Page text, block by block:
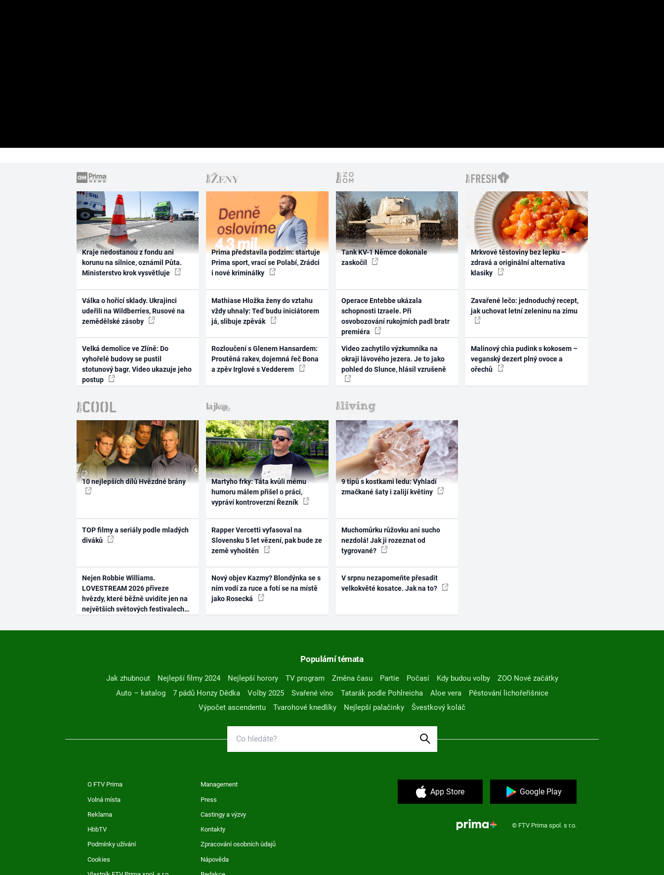
Kraje nedostanou z fondu ani
korunu na silnice, oznámil Půta.
Ministerstvo krok vysvětluje
Válka o hořící sklady. Ukrajinci
udeřili na Wildberries, Rusové na
zemědělské zásoby
Velká demolice ve Zlíně: Do
vyhořelé budovy se pustil
stotunový bagr. Video ukazuje jeho
postup
Prima představila podzim: startuje
Prima sport, vrací se Polabí, Zrádci
i nové kriminálky
Mathiase Hložka ženy do vztahu
vždy uhnaly: Teď budu iniciátorem
já, slibuje zpěvák
Rozloučení s Glenem Hansardem:
Proutěná rakev, dojemná řeč Bona
a zpěv Irglové s Vedderem
Tank KV-1 Němce dokonale
zaskočil
Operace Entebbe ukázala
schopnosti Izraele. Při
osvobozování rukojmích padl bratr
premiéra
Video zachytilo výzkumníka na
okraji lávového jezera. Je to jako
pohled do Slunce, hlásil vzrušeně
Mrkvové těstoviny bez lepku –
zdravá a originální alternativa
klasiky
Zavařené lečo: jednoduchý recept,
jak uchovat letní zeleninu na zimu
Malinový chia pudink s kokosem –
veganský dezert plný ovoce a
ořechů
10 nejlepších dílů Hvězdné brány
TOP filmy a seriály podle mladých
diváků
Nejen Robbie Williams.
LOVESTREAM 2026 přiveze
hvězdy, které běžně uvidíte jen na
největších světových festivalech
Martyho frky: Táta kvůli mému
humoru málem přišel o práci,
vypráví kontroverzní Řezník
Rapper Vercetti vyfasoval na
Slovensku 5 let vězení, pak bude ze
země vyhoštěn
Nový objev Kazmy? Blondýnka se s
ním vodí za ruce a fotí se na místě
jako Rosecká
9 tipů s kostkami ledu: Vyhladí
zmačkané šaty i zalijí květiny
Muchomůrku růžovku ani sucho
nezdolá! Jak ji rozeznat od
tygrované?
V srpnu nezapomeňte přesadit
velkokvěté kosatce. Jak na to?
Populární témata
Jak zhubnout Nejlepší filmy 2024 Nejlepší horory TV program Změna času Partie Počasí Kdy budou volby
ZOO Nové začátky
Auto – katalog
7 pádů Honzy Dědka Volby 2025 Svařené víno Tatarák podle Pohlreicha Aloe vera
Pěstování lichořeřišnice
Výpočet ascendentu
Tvarohové knedlíky Nejlepší palačinky Švestkový koláč
O FTV Prima Management
Volná místa Press
Reklama Castingy a výzvy
HbbTV Kontakty
Podmínky užívání Zpracování osobních údajů
Cookies Nápověda
App Store Google Play
© FTV Prima spol. s r.o.